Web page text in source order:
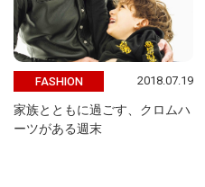
FASHION 2018.07.19
家族とともに過ごす、クロムハ
ーツがある週末